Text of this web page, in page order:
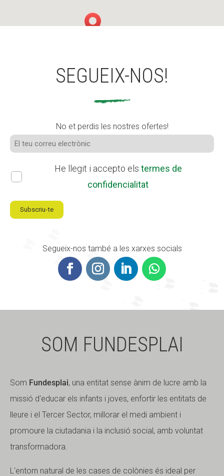
SEGUEIX-NOS!
No et perdis les nostres ofertes!
He llegit i accepto els termes de
confidencialitat
Subscriu-te
Segueix-nos també a les xarxes socials
SOM FUNDESPLAI
Som Fundesplai, una entitat sense ànim de lucre amb la
missió d'educar els infants i joves, enfortir les entitats de
lleure i el Tercer Sector, millorar el medi ambient i
promoure la ciutadania i la inclusió social, amb voluntat
transformadora.
L'entorn natural de les cases de colònies és ideal per